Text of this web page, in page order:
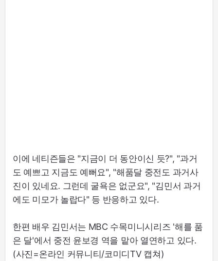
이에 네티즌들은 "지금이 더 동안이신 듯?", "과거
도 예쁘고 지금도 예뻐요", "해품달 중전도 과거사
진이 있네요. 그런데 굴욕은 없군요", "김민서 과거
에도 미모가 놀랍다" 등 반응하고 있다.
한편 배우 김민서는 MBC 수목미니시리즈 '해를 품
은 달'에서 중전 윤보경 역을 맡아 열연하고 있다.
(사진=온라인 커뮤니티/코미디TV 캡쳐)